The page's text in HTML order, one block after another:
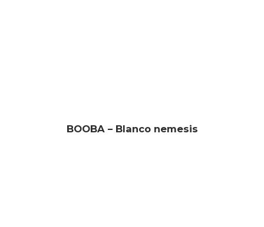
BOOBA – Blanco nemesis